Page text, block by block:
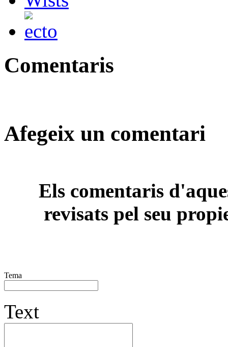
Comentaris
Afegeix un comentari
Els comentaris
revisats pel seu
Tema
Text